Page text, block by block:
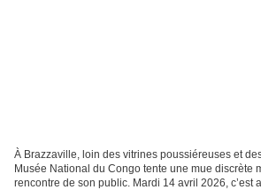
À Brazzaville, loin des vitrines poussiéreuses et
Musée National du Congo tente une mue discrète
rencontre de son public. Mardi 14 avril 2026, c’est